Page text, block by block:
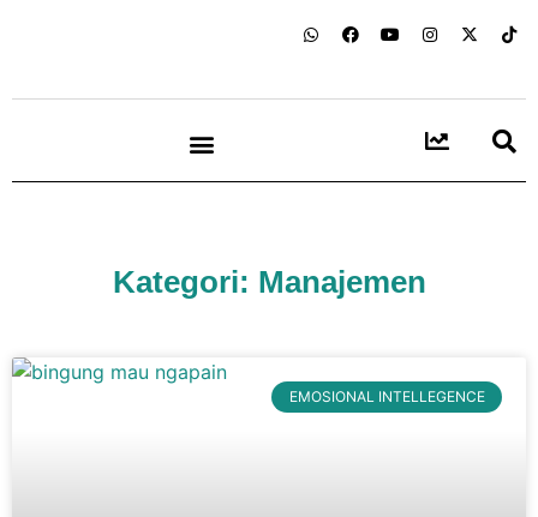
Kategori: Manajemen
EMOSIONAL INTELLEGENCE